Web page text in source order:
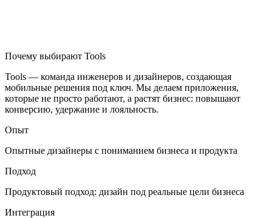
Почему выбирают Tools
Tools — команда инженеров и дизайнеров, создающая
мобильные решения под ключ. Мы делаем приложения,
которые не просто работают, а растят бизнес: повышают
конверсию, удержание и лояльность.
Опыт
Опытные дизайнеры с пониманием бизнеса и продукта
Подход
Продуктовый подход: дизайн под реальные цели бизнеса
Интеграция